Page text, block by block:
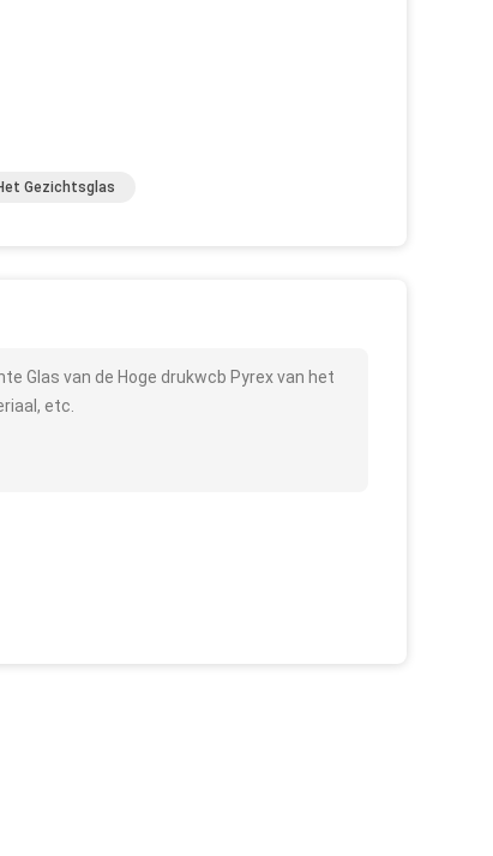
Gezichtsglas
Glas van de Hoge drukwcb Pyrex van het
etc.